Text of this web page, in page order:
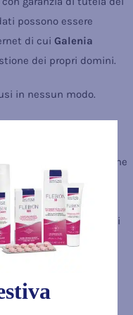
possono essere
di cui Galenia
dei propri domini.
in nessun modo.
di liceità, limitazione
sensi dell’art. 5 del
dati personali è
dei servizi
vigenti circa la
tributaria e